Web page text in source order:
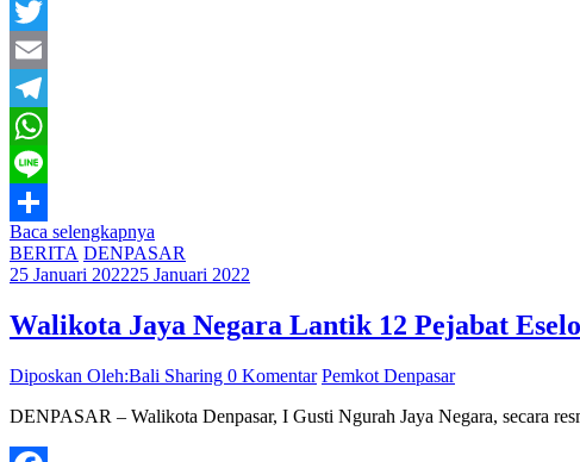
Facebook
Twitter
Email
Telegram
WhatsApp
Line
Share
Baca selengkapnya
BERITA DENPASAR
25 Januari 202225 Januari 2022
Walikota Jaya Negara Lantik 12 Pejabat
Diposkan Oleh:Bali Sharing 0 Komentar Pemkot Denpasar
DENPASAR – Walikota Denpasar, I Gusti Ngurah Jaya Negara, secara